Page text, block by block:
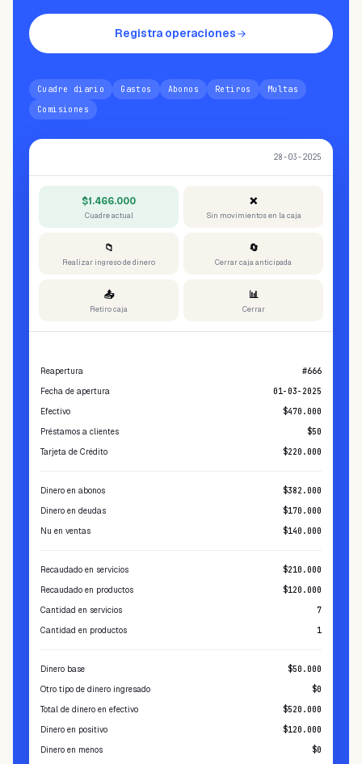
Registra operaciones
Cuadre diario Gastos Abonos Retiros
Multas
Comisiones
28-03-2025
$1.466.000
Cuadre actual
❌
Sin movimientos en la caja
📁
Realizar ingreso de dinero
🔄
Cerrar caja anticipada
📤
Retiro caja
📊
Cerrar
Reapertura
#666
Fecha de apertura
01-03-2025
Efectivo
$470.000
Préstamos a clientes
$50
Tarjeta de Crédito
$220.000
Dinero en abonos
$382.000
Dinero en deudas
$170.000
Nu en ventas
$140.000
Recaudado en servicios
$210.000
Recaudado en productos
$120.000
Cantidad en servicios
7
Cantidad en productos
1
Dinero base
$50.000
Otro tipo de dinero ingresado
$0
Total de dinero en efectivo
$520.000
Dinero en positivo
$120.000
Dinero en menos
$0